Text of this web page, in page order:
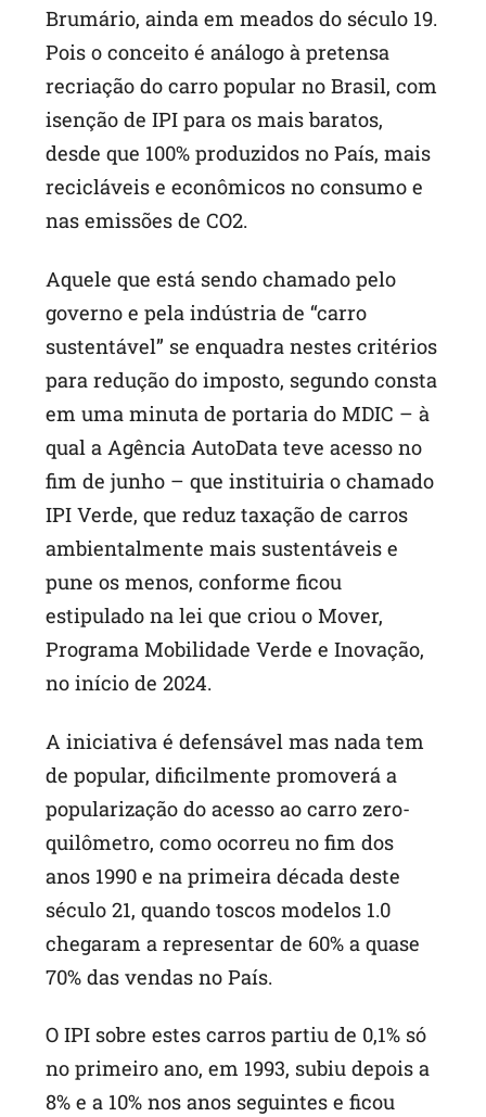
Brumário, ainda em meados do século 19.
Pois o conceito é análogo à pretensa
recriação do carro popular no Brasil, com
isenção de IPI para os mais baratos,
desde que 100% produzidos no País, mais
recicláveis e econômicos no consumo e
nas emissões de CO2.
Aquele que está sendo chamado pelo
governo e pela indústria de “carro
sustentável” se enquadra nestes critérios
para redução do imposto, segundo consta
em uma minuta de portaria do MDIC – à
qual a Agência AutoData teve acesso no
fim de junho – que instituiria o chamado
IPI Verde, que reduz taxação de carros
ambientalmente mais sustentáveis e
pune os menos, conforme ficou
estipulado na lei que criou o Mover,
Programa Mobilidade Verde e Inovação,
no início de 2024.
A iniciativa é defensável mas nada tem
de popular, dificilmente promoverá a
popularização do acesso ao carro zero-
quilômetro, como ocorreu no fim dos
anos 1990 e na primeira década deste
século 21, quando toscos modelos 1.0
chegaram a representar de 60% a quase
70% das vendas no País.
O IPI sobre estes carros partiu de 0,1% só
no primeiro ano, em 1993, subiu depois a
8% e a 10% nos anos seguintes e ficou